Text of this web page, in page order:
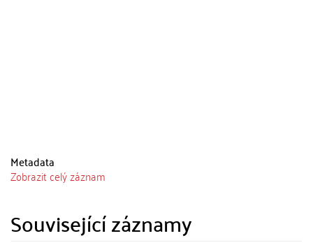
Metadata
Zobrazit celý záznam
Související záznamy